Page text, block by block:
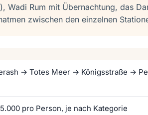
Wadi Rum mit Übernachtung, das
zwischen den einzelnen
→ Totes Meer → Königsstraße →
pro Person, je nach Kategorie